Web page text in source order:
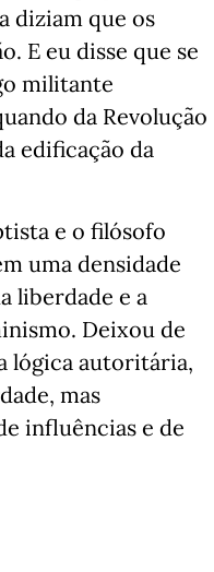
diziam que os
E eu disse que se
militante
da Revolução
edificação da
e o filósofo
uma densidade
liberdade e a
Deixou de
lógica autoritária,
mas
influências e de